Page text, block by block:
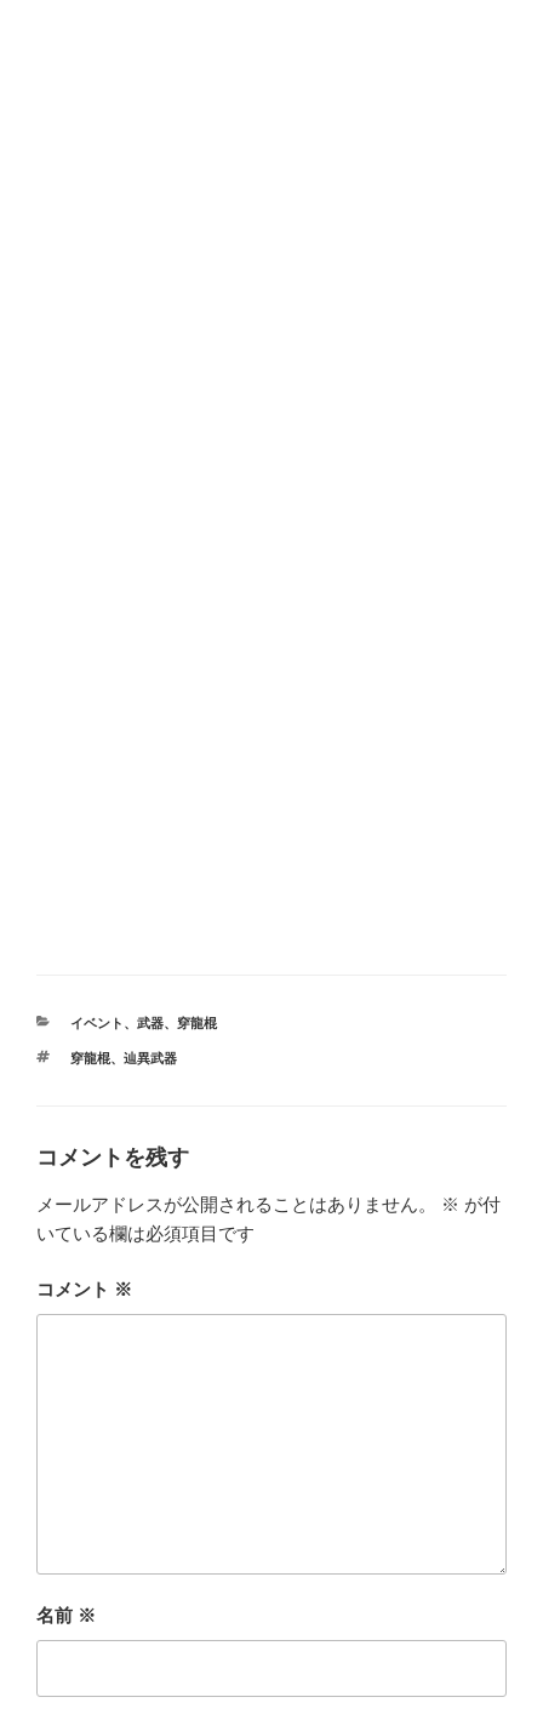
カ
ゴ
イベント 、 武器、 穿龍棍
タ
穿龍棍、 辿異武器
コメントを残す
メールアドレスが公開されることはありません。 ※ が付
いている欄は必須項目です
コメント ※
名前 ※